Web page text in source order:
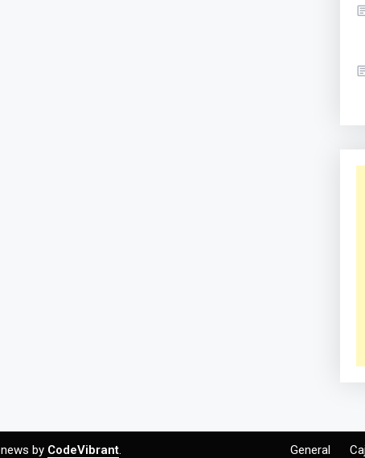
by CodeVibrant. General